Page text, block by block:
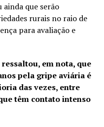
que serão
rurais no raio de
para avaliação e
em nota, que
pela gripe aviária é
das vezes, entre
têm contato intenso